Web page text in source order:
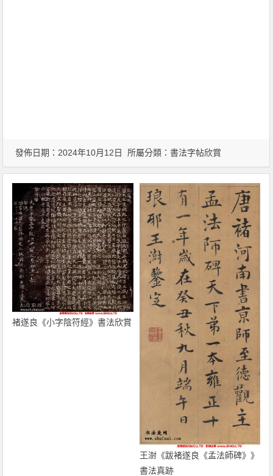
發佈日期：2024年10月12日 所屬分類：書法字帖欣賞
褚遂良《小字陰符經》書法欣賞
王澍《跋褚遂良《孟法師碑》》
書法真跡